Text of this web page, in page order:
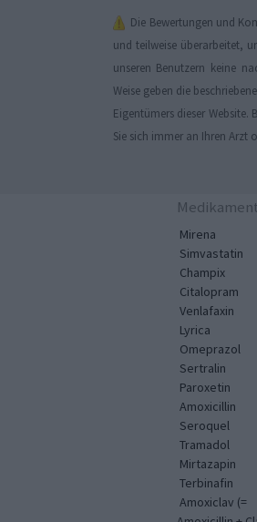
Die Bewertungen und
und teilweise überarbeitet,
unseren Benutzern keine
Weise geben die
Eigentümers dieser
Sie sich immer an Ihren Arzt
Mirena
Simvastatin
Champix
Citalopram
Venlafaxin
Lyrica
Omeprazol
Sertralin
Paroxetin
Amoxicillin
Seroquel
Tramadol
Mirtazapin
Terbinafin
Amoxiclav (=